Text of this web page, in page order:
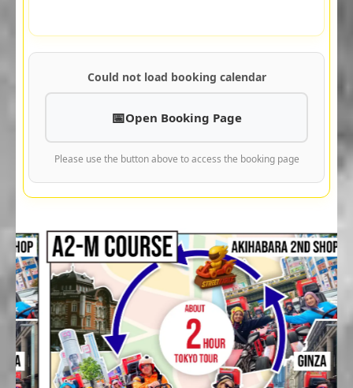
Could not load booking calendar
Open Booking Page
Please use the button above to access the booking page